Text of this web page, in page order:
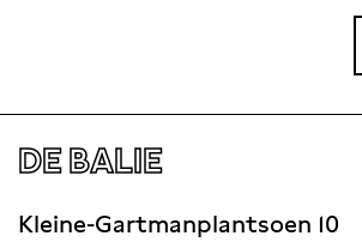
DE BALIE
Kleine-Gartmanplantsoen 10